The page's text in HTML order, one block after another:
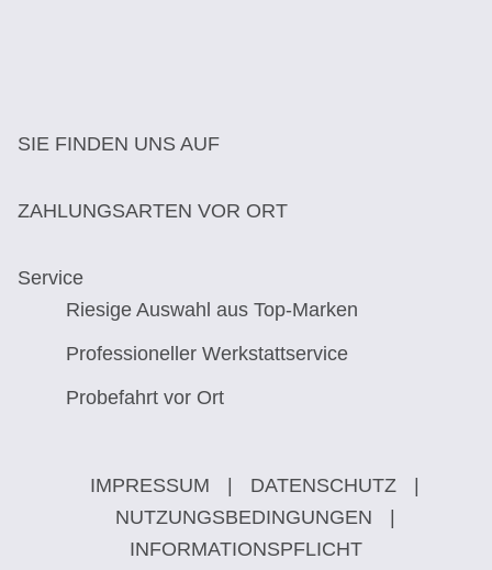
SIE FINDEN UNS AUF
ZAHLUNGSARTEN VOR ORT
Service
Riesige Auswahl aus Top-Marken
Professioneller Werkstattservice
Probefahrt vor Ort
IMPRESSUM DATENSCHUTZ
NUTZUNGSBEDINGUNGEN
INFORMATIONSPFLICHT